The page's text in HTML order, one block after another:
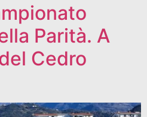
Parità. A
Cedro